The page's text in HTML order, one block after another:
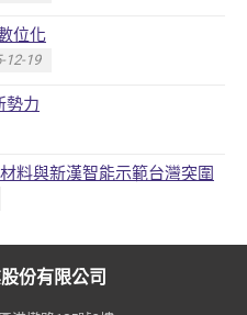
位化
12-19
勢力
料與新漢智能示範台灣突圍
份有限公司